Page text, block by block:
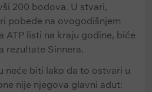
200 bodova. U stvari,
pobede na ovogodišnjem
ATP listi na kraju godine, biće
rezultate Sinnera.
neće biti lako da to ostvari u
nije njegova glavni adut: